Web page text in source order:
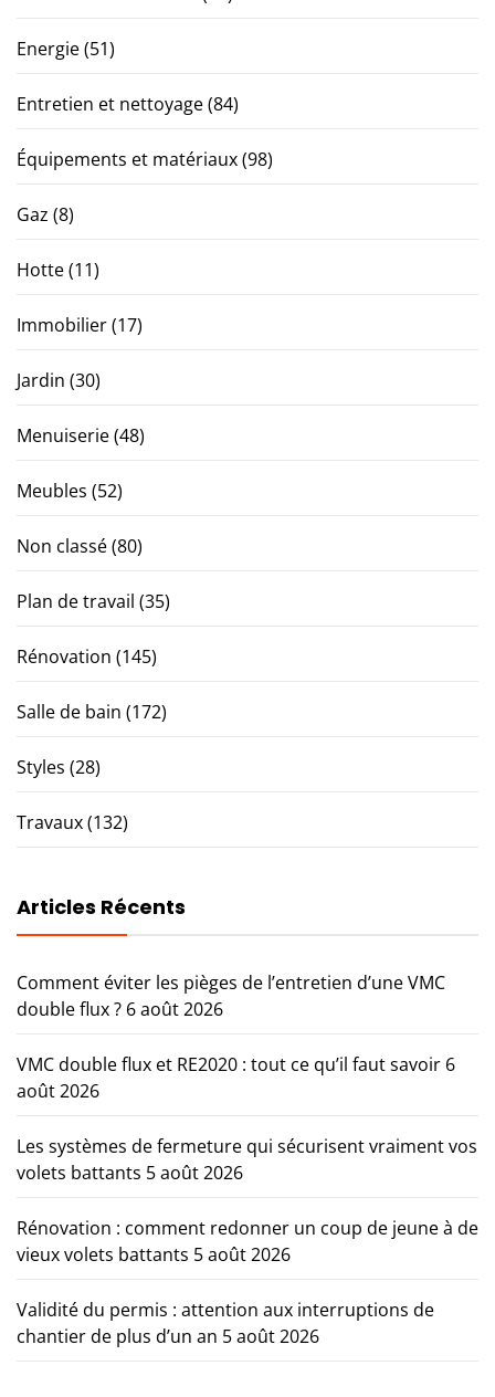
Energie(51)
Entretien et nettoyage(84)
Équipements et matériaux(98)
Gaz (8)
Hotte(11)
Immobilier(17)
Jardin (30)
Menuiserie(48)
Meubles (52)
Non classé(80)
Plan de travail (35)
Rénovation (145)
Salle de bain (172)
Styles (28)
Travaux(132)
Articles Récents
Comment éviter les pièges de l’entretien d’une VMC
double flux ? 6 août 2026
VMC double flux et RE2020 : tout ce qu’il faut savoir 6
août 2026
Les systèmes de fermeture qui sécurisent vraiment vos
volets battants 5 août 2026
Rénovation : comment redonner un coup de jeune à de
vieux volets battants 5 août 2026
Validité du permis : attention aux interruptions de
chantier de plus d’un an 5 août 2026